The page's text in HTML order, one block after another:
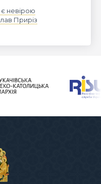
є невірою
Приріз